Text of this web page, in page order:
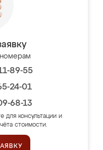
номерам
89-55
24-01
68-13
для консультации и
стоимости.